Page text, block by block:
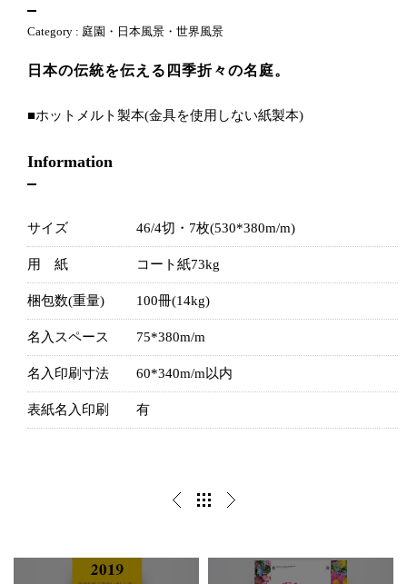
Category : 庭園・日本風景・世界風景
日本の伝統を伝える四季折々の名庭。
■ホットメルト製本(金具を使用しない紙製本)
Information
サイズ 46/4切・7枚(530*380m/m)
用 紙 コート紙73kg
梱包数(重量) 100冊(14kg)
名入スペース 75*380m/m
名入印刷寸法 60*340m/m以内
表紙名入印刷 有